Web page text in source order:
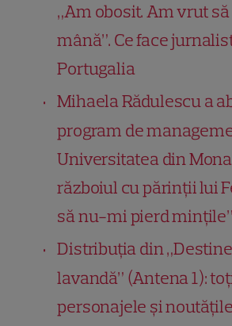
„Am obosit. Am vrut
mână”. Ce face
Portugalia
Mihaela Rădulescu a
program de
Universitatea din
războiul cu părinții lui
să nu-mi pierd mințile”
Distribuția din
lavandă” (Antena 1):
personajele și